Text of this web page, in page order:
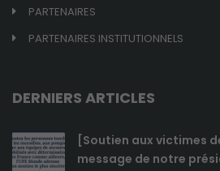
PARTENAIRES
PARTENAIRES INSTITUTIONNELS
DERNIERS ARTICLES
[Soutien aux victimes
message de notre